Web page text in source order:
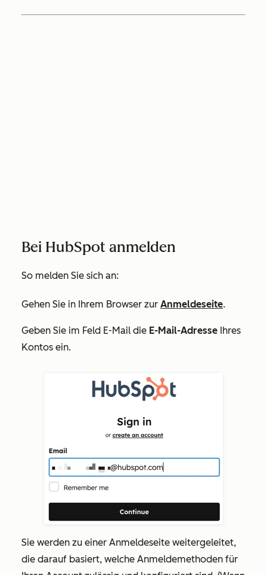
Bei HubSpot anmelden
So melden Sie sich an:
Gehen Sie in Ihrem Browser zur Anmeldeseite.
Geben Sie im Feld E-Mail die E-Mail-Adresse Ihres
Kontos ein.
Sie werden zu einer Anmeldeseite weitergeleitet,
die darauf basiert, welche Anmeldemethoden für